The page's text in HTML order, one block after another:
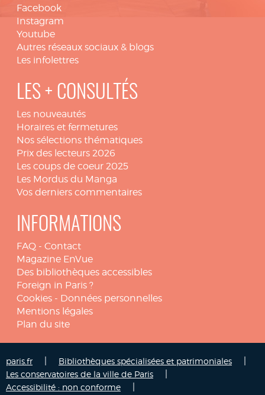
Facebook
Instagram
Youtube
Autres réseaux sociaux & blogs
Les infolettres
LES + CONSULTÉS
Les nouveautés
Horaires et fermetures
Nos sélections thématiques
Prix des lecteurs 2026
Les coups de coeur 2025
Les Mordus du Manga
Vos derniers commentaires
INFORMATIONS
FAQ - Contact
Magazine EnVue
Des bibliothèques accessibles
Foreign in Paris ?
Cookies - Données personnelles
Mentions légales
Plan du site
paris.fr Bibliothèques spécialisées et patrimoniales
Les conservatoires de la ville de Paris
Accessibilité : non conforme